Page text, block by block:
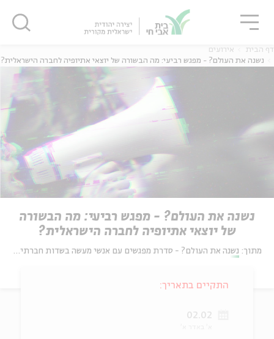
דף הבית
אירועים
נשנה את העולם? - מפגש רביעי: מה הבשורה של יוצאי אתיופיה לחברה הישראלית?
נשנה את העולם? - מפגש רביעי: מה הבשורה
של יוצאי אתיופיה לחברה הישראלית?
מתוך: נשנה את העולם? - סדרת מפגשים עם אנשי מעשה בשדות חברתיים מגוונים
התקיים בתאריך:
02.02
סגור